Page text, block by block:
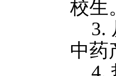
校生
3.
中药